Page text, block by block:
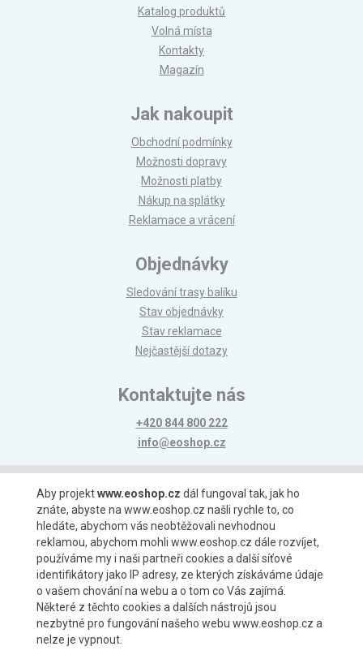
Katalog produktů
Volná místa
Kontakty
Magazín
Jak nakoupit
Obchodní podmínky
Možnosti dopravy
Možnosti platby
Nákup na splátky
Reklamace a vrácení
Objednávky
Sledování trasy balíku
Stav objednávky
Stav reklamace
Nejčastější dotazy
Kontaktujte nás
+420 844 800 222
info@eoshop.cz
Možnosti platby
Možnosti dopravy
Aby projektwww.eoshop.cz dál fungoval tak, jak ho
znáte, abyste na www.eoshop.cz našli rychle to, co
hledáte, abychom vás neobtěžovali nevhodnou
reklamou, abychom mohli www.eoshop.cz dále rozvíjet,
používáme my i naši partneři cookies a další síťové
identifikátory jako IP adresy, ze kterých získáváme údaje
o vašem chování na webu a o tom co Vás zajímá.
Některé z těchto cookies a dalších nástrojů jsou
nezbytné pro fungování našeho webu www.eoshop.cz a
nelze je vypnout.